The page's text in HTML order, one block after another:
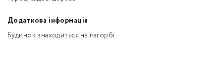
Додаткова інформація
Будинок знаходиться на пагорбі